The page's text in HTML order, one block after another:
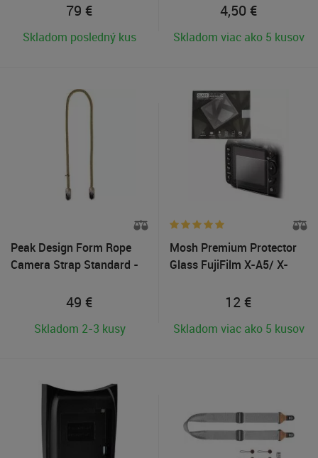
79 €
Skladom posledný kus
4,50 €
Skladom viac ako 5 kusov
Peak Design Form Rope
Camera Strap Standard -
49 €
Skladom 2-3 kusy
Mosh Premium Protector
Glass FujiFilm X-A5/ X-
12€
Skladom viac ako 5 kusov